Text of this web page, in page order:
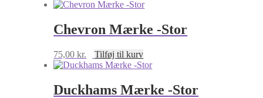
Chevron Mærke -Stor
75,00kr. Tilføj til kurv
Duckhams Mærke -Stor